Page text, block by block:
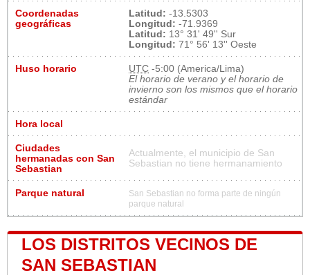
Coordenadas
geográficas
Latitud: -13.5303
Longitud: -71.9369
Latitud: 13° 31' 49'' Sur
Longitud: 71° 56' 13'' Oeste
Huso horario UTC -5:00 (America/Lima)
El horario de verano y el horario de
invierno son los mismos que el horario
estándar
Hora local
Ciudades
hermanadas con San
Sebastian
Actualmente, el municipio de San
Sebastian no tiene hermanamiento
Parque natural
San Sebastian no forma parte de ningún
parque natural
LOS DISTRITOS VECINOS DE
SAN SEBASTIAN